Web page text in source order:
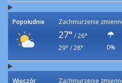
Popołudnie Zachmurzenie
27° / 26°
29° / 28°
0%
Wieczór Zachmurzenie